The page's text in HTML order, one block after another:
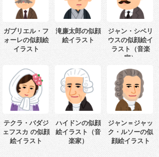
ガブリエル・フ
ォーレの似顔絵
イラスト
滝廉太郎の似顔
絵イラスト
ジャン・シベリ
ウスの似顔絵イ
ラスト（音楽
家）
テクラ・バダジ
ェフスカ の似顔
絵イラスト
ハイドンの似顔
絵イラスト（音
楽家）
ジャン＝ジャッ
ク・ルソーの似
顔絵イラスト